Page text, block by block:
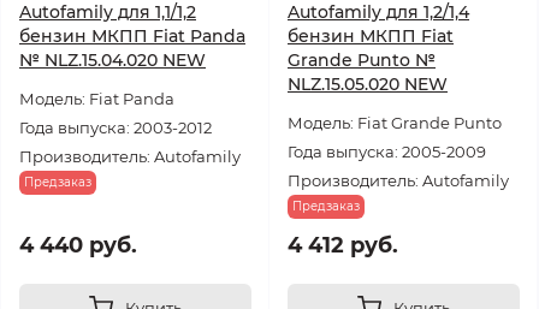
Autofamily для 1,1/1,2
бензин МКПП Fiat Panda
№ NLZ.15.04.020 NEW
Модель: Fiat Panda
Года выпуска: 2003-2012
Производитель: Autofamily
Предзаказ
4 440 руб.
Autofamily для 1,2/1,4
бензин МКПП Fiat
Grande Punto №
NLZ.15.05.020 NEW
Модель: Fiat Grande Punto
Года выпуска: 2005-2009
Производитель: Autofamily
Предзаказ
4 412 руб.